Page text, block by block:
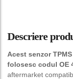
Descriere
Acest senzor
folosesc codul OE
aftermarket